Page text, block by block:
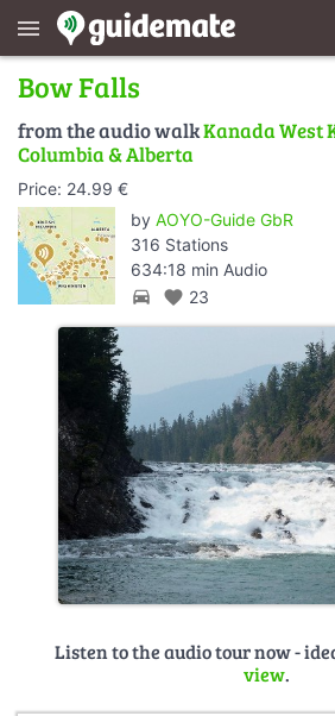
menu
Bow Falls
from the audio walkKanada West
Columbia & Alberta
Price: 24.99 €
by AOYO-Guide GbR
316 Stations
634:18 min Audio
directions_car favorite 23
Listen to the audio tour now -
view.